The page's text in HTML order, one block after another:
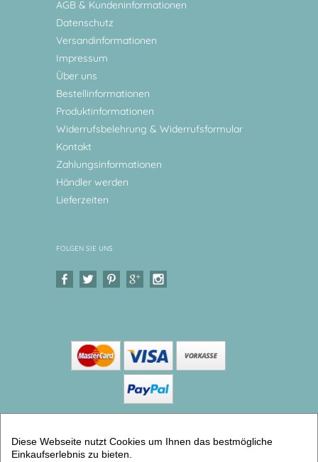
AGB & Kundeninformationen
Datenschutz
Versandinformationen
Impressum
Über uns
Bestellinformationen
Produktinformationen
Widerrufsbelehrung & Widerrufsformular
Kontakt
Zahlungsinformationen
Händler werden
Lieferzeiten
FOLGEN SIE UNS
erstellt mit VersaCommerce.
Kinderteller Krone Großer Teller aus Melamin (teller
Diese Webseite nutzt Cookies um Ihnen das bestmögliche
Einkaufserlebnis zu bieten.